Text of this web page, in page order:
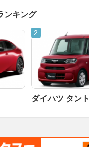
ンキング
ダイハツ タント